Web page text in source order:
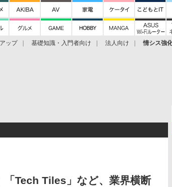
ップ 基礎知識・入門者向け 法人向け 情シス強
「Tech Tiles」など、業界横断